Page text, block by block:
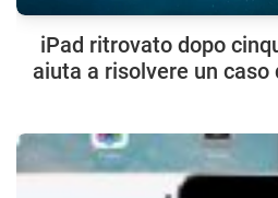
iPad ritrovato dopo
aiuta a risolvere un